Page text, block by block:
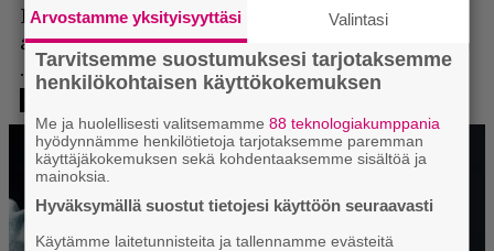
Arvostamme yksityisyyttäsi Valintasi
Tarvitsemme suostumuksesi tarjotaksemme
henkilökohtaisen käyttökokemuksen
Me ja huolellisesti valitsemamme88 teknologiakumppania
hyödynnämme henkilötietoja tarjotaksemme paremman
käyttäjäkokemuksen sekä kohdentaaksemme sisältöä ja
mainoksia.
Hyväksymällä suostut tietojesi käyttöön seuraavasti
Käytämme laitetunnisteita ja tallennamme evästeitä